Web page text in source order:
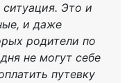
Это и
и даже
родители по
не могут себе
путевку